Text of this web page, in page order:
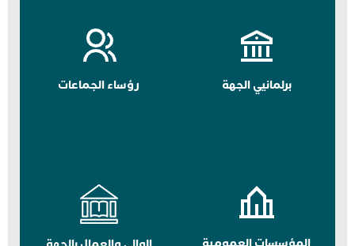
برلمانيي الجهة رؤساء الجماعات